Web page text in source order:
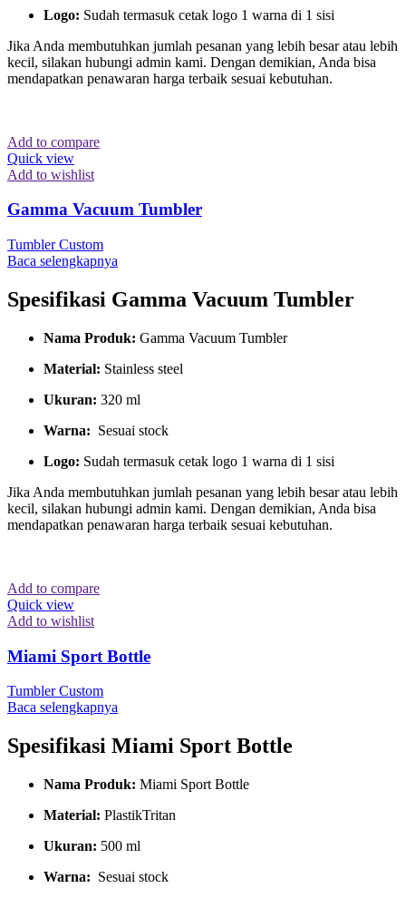
Logo: Sudah termasuk cetak logo 1 warna di 1 sisi
Jika Anda membutuhkan jumlah pesanan yang lebih besar atau lebih
kecil, silakan hubungi admin kami. Dengan demikian, Anda bisa
mendapatkan penawaran harga terbaik sesuai kebutuhan.
Add to compare
Quick view
Add to wishlist
Gamma Vacuum Tumbler
Tumbler Custom
Baca selengkapnya
Spesifikasi Gamma Vacuum Tumbler
Nama Produk: Gamma Vacuum Tumbler
Material: Stainless steel
Ukuran: 320 ml
Warna: Sesuai stock
Logo: Sudah termasuk cetak logo 1 warna di 1 sisi
Jika Anda membutuhkan jumlah pesanan yang lebih besar atau lebih
kecil, silakan hubungi admin kami. Dengan demikian, Anda bisa
mendapatkan penawaran harga terbaik sesuai kebutuhan.
Add to compare
Quick view
Add to wishlist
Miami Sport Bottle
Tumbler Custom
Baca selengkapnya
Spesifikasi Miami Sport Bottle
Nama Produk: Miami Sport Bottle
Material: PlastikTritan
Ukuran: 500 ml
Warna: Sesuai stock